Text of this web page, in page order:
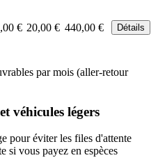
€ 20,00 € 440,00 € Détails
par mois (aller-retour
véhicules légers
pour éviter les files d'attente
si vous payez en espèces